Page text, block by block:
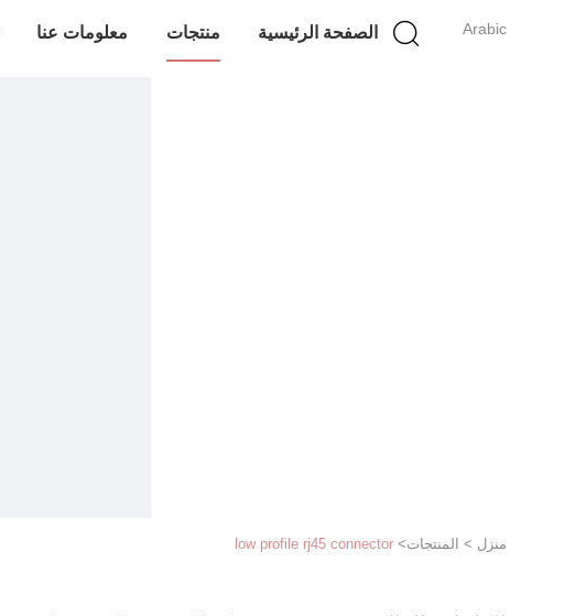
Arabic الصفحة الرئيسية منتجات معلومات عنا
منزل > المنتجات>
low profile rj45 connector